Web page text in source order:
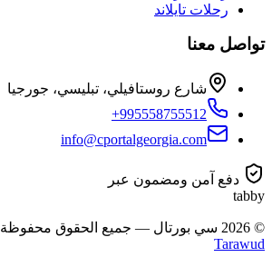
رحلات تايلاند
تواصل معنا
شارع روستافيلي، تبليسي، جورجيا
+995558755512
info@cportalgeorgia.com
دفع آمن ومضمون عبر
tabby
©
2026 سي بورتال — جميع الحقوق محفوظة
Tarawud